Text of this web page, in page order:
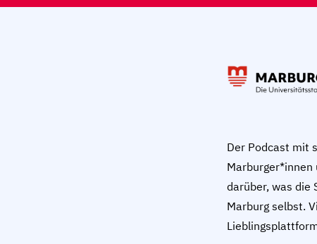
Der Podcast mit
darüber, was die
Marburg selbst.